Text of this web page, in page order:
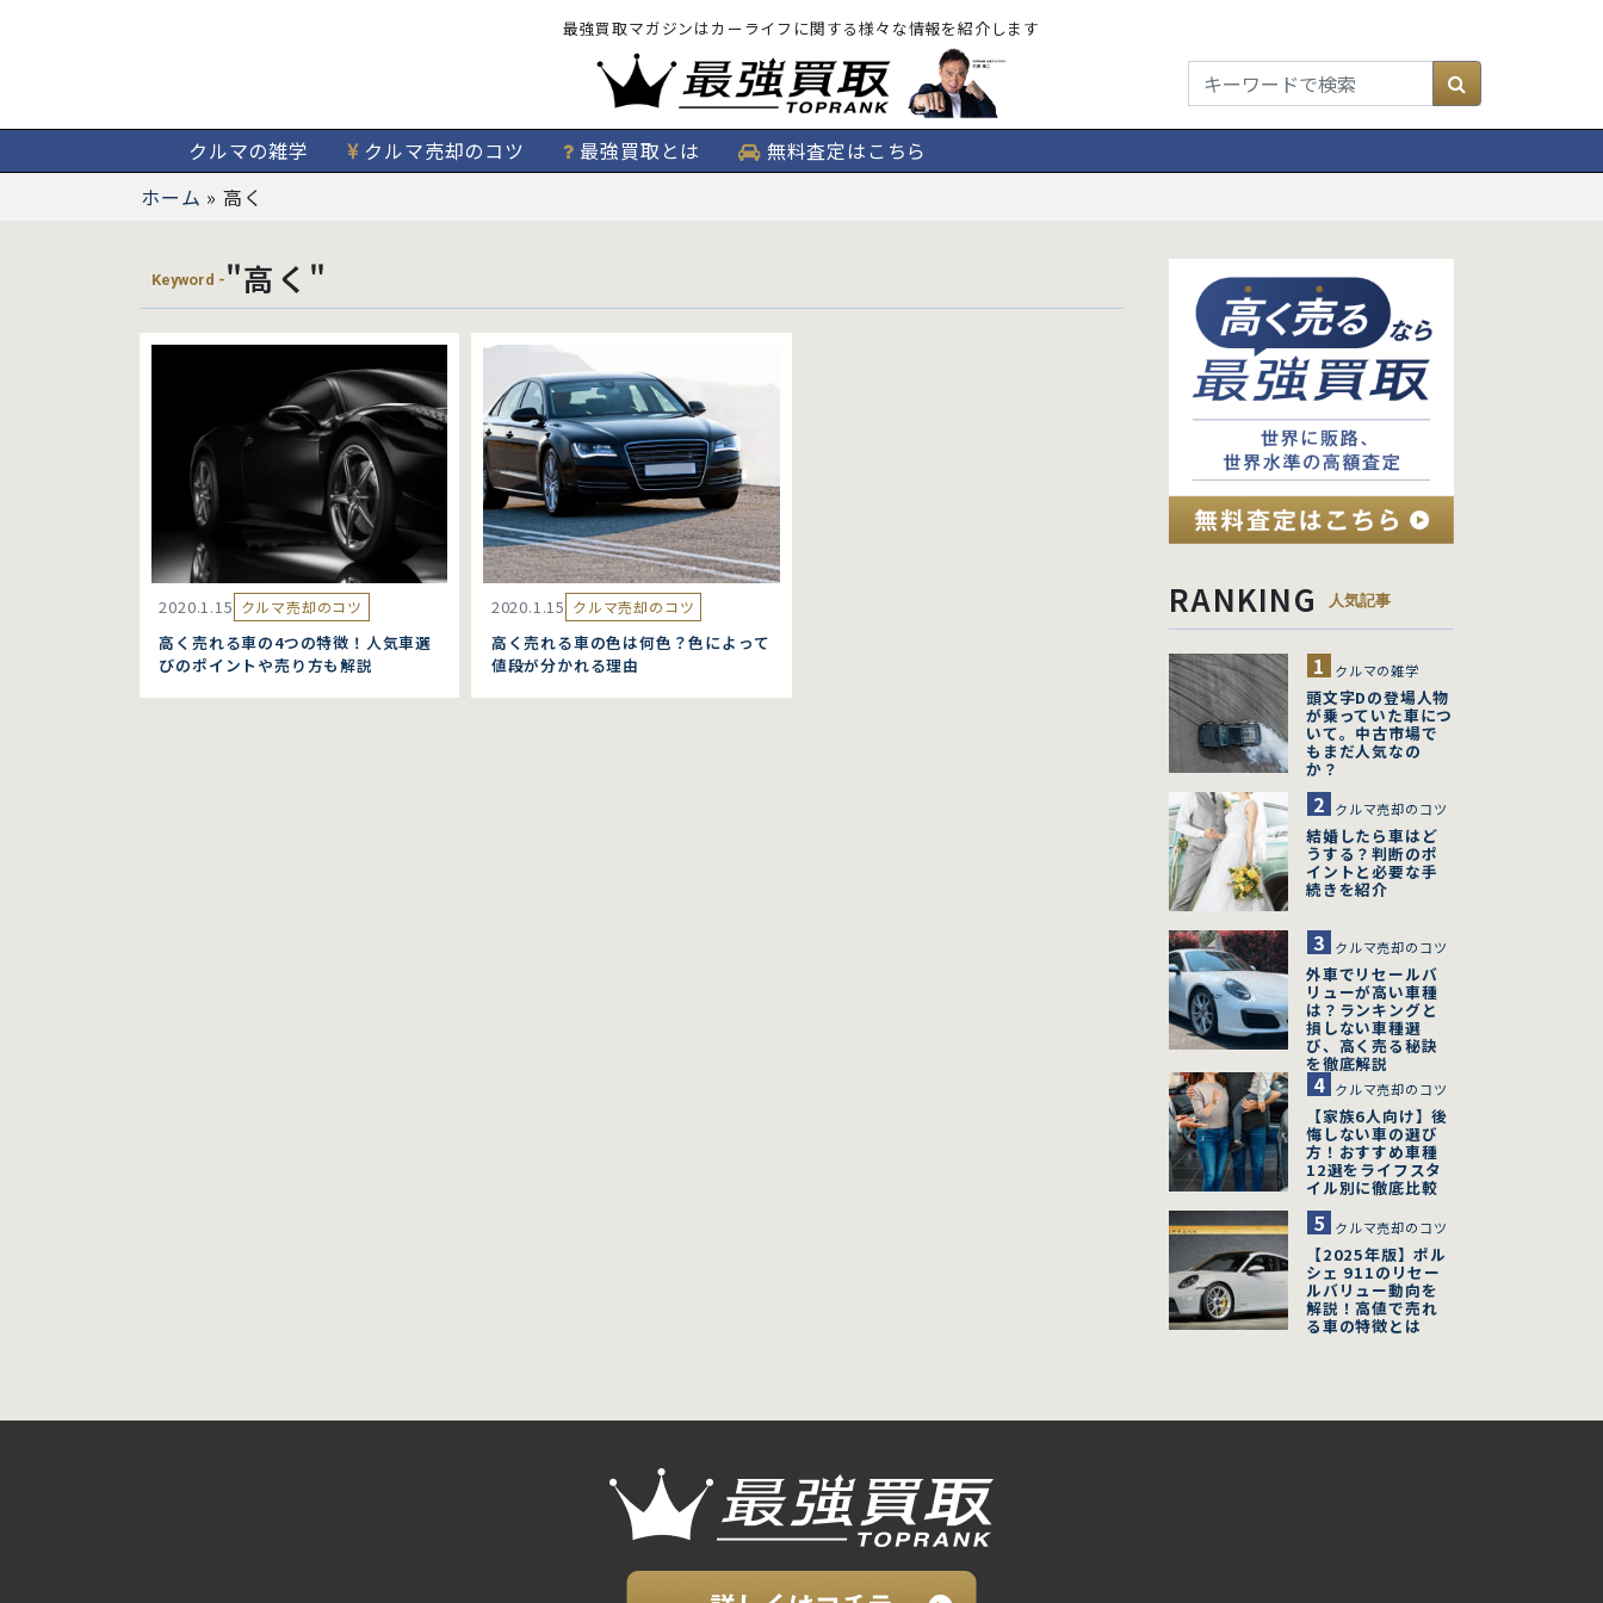
最強買取マガジンはカーライフに関する様々な情報を紹介します
クルマの雑学 クルマ売却のコツ 最強買取とは
無料査定はこちら
ホーム » 高く
Keyword - "高く"
2020.1.15 クルマ売却のコツ
高く売れる車の4つの特徴！人気車選
びのポイントや売り方も解説
2020.1.15 クルマ売却のコツ
高く売れる車の色は何色？色によって
値段が分かれる理由
RANKING 人気記事
クルマの雑学
頭文字Dの登場人物
が乗っていた車につ
いて。中古市場で
もまだ人気なの
か？
クルマ売却のコツ
結婚したら車はど
うする？判断のポ
イントと必要な手
続きを紹介
クルマ売却のコツ
外車でリセールバ
リューが高い車種
は？ランキングと
損しない車種選
び、高く売る秘訣
を徹底解説
クルマ売却のコツ
【家族6人向け】後
悔しない車の選び
方！おすすめ車種
12選をライフスタ
イル別に徹底比較
クルマ売却のコツ
【2025年版】ポル
シェ 911のリセー
ルバリュー動向を
解説！高値で売れ
る車の特徴とは